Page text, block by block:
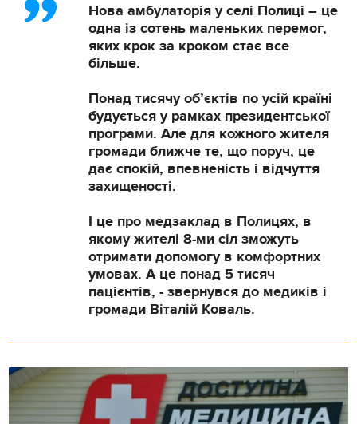
Нова амбулаторія у селі Полиці – це
одна із сотень маленьких перемог,
яких крок за кроком стає все
більше.
Понад тисячу об’єктів по усій країні
будується у рамках президентської
програми. Але для кожного жителя
громади ближче те, що поруч, це
дає спокій, впевненість і відчуття
захищеності.
І це про медзаклад в Полицях, в
якому жителі 8-ми сіл зможуть
отримати допомогу в комфортних
умовах. А це понад 5 тисяч
пацієнтів, - звернувся до медиків і
громади Віталій Коваль.